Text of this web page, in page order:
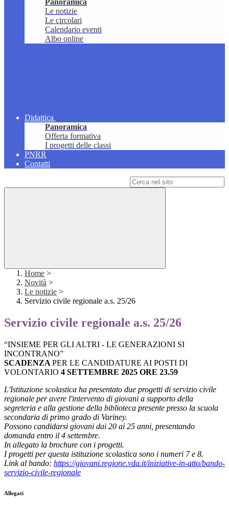
Panoramica
Le notizie
Le circolari
Calendario eventi
Albo online
Didattica
Panoramica
Offerta formativa
I progetti delle classi
PNRR
Contatti
Home >
Novità >
Le notizie >
Servizio civile regionale a.s. 25/26
Servizio civile regionale a.s. 25/26
“INSIEME PER GLI ALTRI - LE GENERAZIONI SI
INCONTRANO”
SCADENZA PER LE CANDIDATURE AI POSTI DI
VOLONTARIO 4 SETTEMBRE 2025 ORE 23.59
L'Istituzione scolastica ha presentato due progetti di servizio civile
regionale per avere l'intervento di giovani a supporto della
segreteria e alla gestione della biblioteca presente presso la scuola
secondaria di primo grado di Variney.
Possono candidarsi giovani dai 20 ai 25 anni, presentando
domanda entro il 4 settembre.
In allegato la brochure con i progetti.
I progetti per questa istituzione scolastica sono i numeri 7 e 8.
Link al bando: https://giovani.regione.vda.it/iniziative-in-atto/bando-
servizio-civile-regionale
Allegati